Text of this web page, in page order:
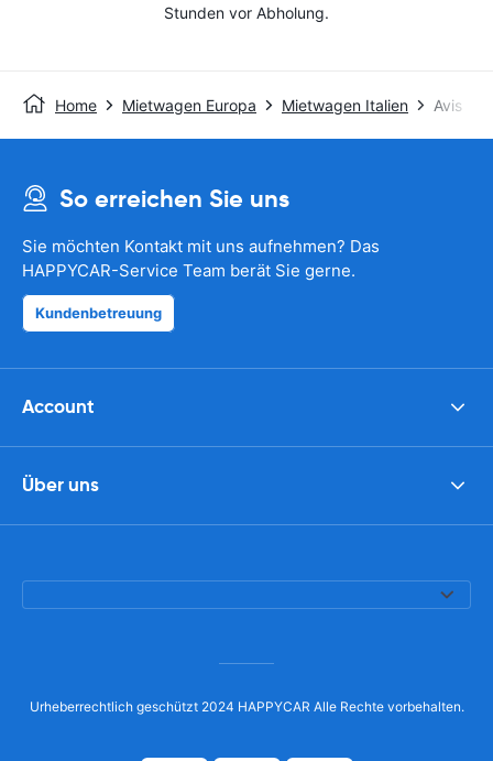
Stunden vor Abholung.
Home Mietwagen Europa Mietwagen Italien Avis
So erreichen Sie uns
Sie möchten Kontakt mit uns aufnehmen? Das
HAPPYCAR-Service Team berät Sie gerne.
Kundenbetreuung
Account
Über uns
Urheberrechtlich geschützt 2024 HAPPYCAR Alle Rechte vorbehalten.